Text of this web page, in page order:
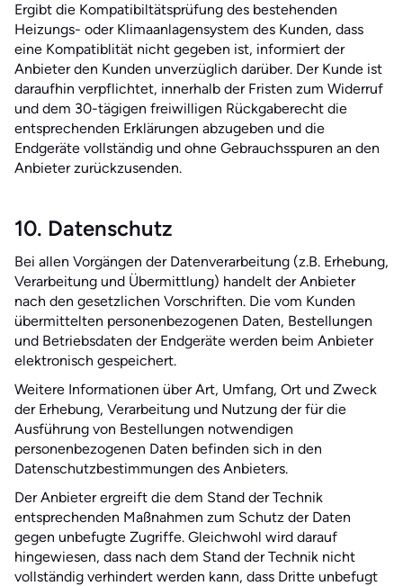
Ergibt die Kompatibiltätsprüfung des bestehenden
Heizungs- oder Klimaanlagensystem des Kunden, dass
eine Kompatiblität nicht gegeben ist, informiert der
Anbieter den Kunden unverzüglich darüber. Der Kunde ist
daraufhin verpflichtet, innerhalb der Fristen zum Widerruf
und dem 30-tägigen freiwilligen Rückgaberecht die
entsprechenden Erklärungen abzugeben und die
Endgeräte vollständig und ohne Gebrauchsspuren an den
Anbieter zurückzusenden.
10. Datenschutz
Bei allen Vorgängen der Datenverarbeitung (z.B. Erhebung,
Verarbeitung und Übermittlung) handelt der Anbieter
nach den gesetzlichen Vorschriften. Die vom Kunden
übermittelten personenbezogenen Daten, Bestellungen
und Betriebsdaten der Endgeräte werden beim Anbieter
elektronisch gespeichert.
Weitere Informationen über Art, Umfang, Ort und Zweck
der Erhebung, Verarbeitung und Nutzung der für die
Ausführung von Bestellungen notwendigen
personenbezogenen Daten befinden sich in den
Datenschutzbestimmungen des Anbieters.
Der Anbieter ergreift die dem Stand der Technik
entsprechenden Maßnahmen zum Schutz der Daten
gegen unbefugte Zugriffe. Gleichwohl wird darauf
hingewiesen, dass nach dem Stand der Technik nicht
vollständig verhindert werden kann, dass Dritte unbefugt